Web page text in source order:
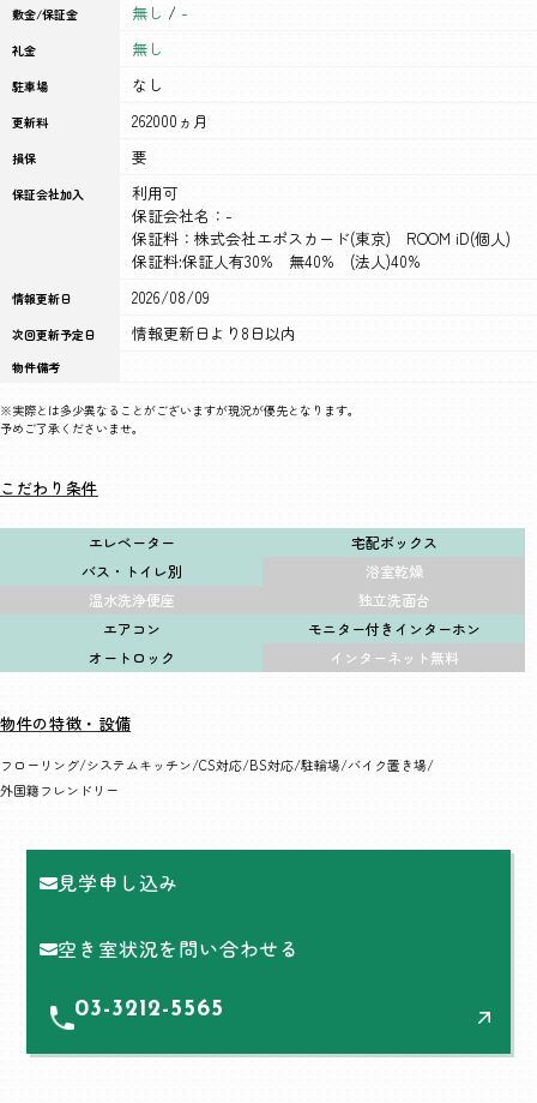
※実際とは多少異なることがございますが現況が優先となります。
予めご了承くださいませ。
敷金/保証金 無し / -
礼金 無し
駐車場 なし
更新料 262000ヵ月
損保 要
保証会社加入
利用可
保証会社名：-
保証料：株式会社エポスカード(東京) ROOM iD(個人)
保証料:保証人有30% 無40% (法人)40%
情報更新日 2026/08/09
次回更新予定日 情報更新日より8日以内
物件備考
こだわり条件
エレベーター
宅配ボックス
バス・トイレ別
浴室乾燥
温水洗浄便座
独立洗面台
エアコン
モニター付きインターホン
オートロック
インターネット無料
物件の特徴・設備
フローリング システムキッチン CS対応 BS対応 駐輪場 バイク置き場
外国籍フレンドリー
見学申し込み
空き室状況を問い合わせる
03-3212-5565